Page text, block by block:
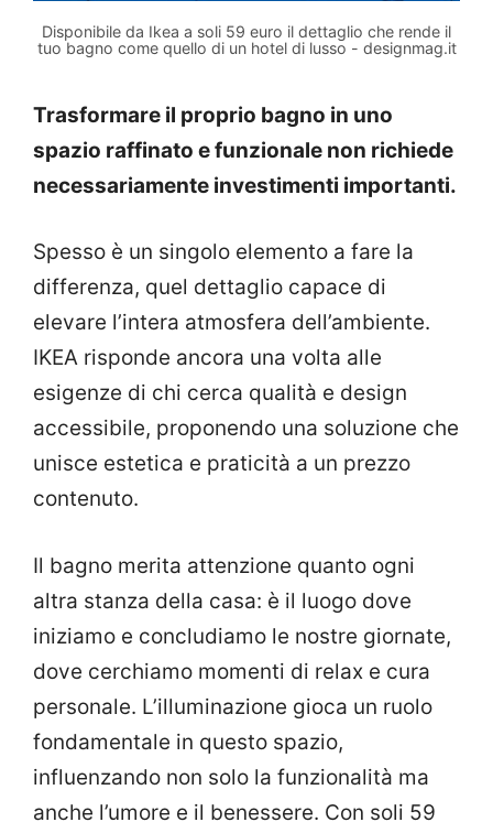
Disponibile da Ikea a soli 59 euro il dettaglio che rende il
tuo bagno come quello di un hotel di lusso - designmag.it
Trasformare il proprio bagno in uno
spazio raffinato e funzionale non richiede
necessariamente investimenti importanti.
Spesso è un singolo elemento a fare la
differenza, quel dettaglio capace di
elevare l’intera atmosfera dell’ambiente.
IKEA risponde ancora una volta alle
esigenze di chi cerca qualità e design
accessibile, proponendo una soluzione che
unisce estetica e praticità a un prezzo
contenuto.
Il bagno merita attenzione quanto ogni
altra stanza della casa: è il luogo dove
iniziamo e concludiamo le nostre giornate,
dove cerchiamo momenti di relax e cura
personale. L’illuminazione gioca un ruolo
fondamentale in questo spazio,
influenzando non solo la funzionalità ma
anche l’umore e il benessere. Con soli 59